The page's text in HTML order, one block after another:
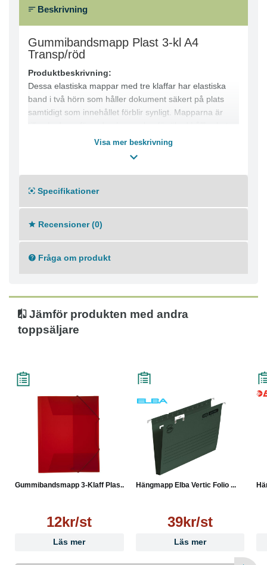
Beskrivning
Gummibandsmapp Plast 3-kl A4
Transp/röd
Produktbeskrivning:
Dessa elastiska mappar med tre klaffar har elastiska
band i två hörn som håller dokument säkert på plats
samtidigt som innehållet förblir synligt. Mapparna är
och kan utvidgas upp till 30 mm för större
Produktfördelar:
● 3-klaffsmapp med elastiska band i två hörn
● Tålig polypropylen
● Passar A4-dokument
Specifikationer:
● Material: Polypropylen
● Format: A4
● Färg: Röd
Visa mer beskrivning
Specifikationer
Recensioner (0)
Fråga om produkt
Jämför produkten med andra
toppsäljare
Gummibandsmapp 3-Klaff Plas...
12kr/st
Läs mer
Hängmapp Elba Vertic Folio ...
39kr/st
Läs mer